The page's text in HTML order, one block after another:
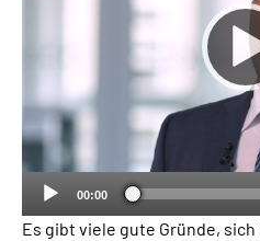
Es gibt viele gute Gründe,
00:00